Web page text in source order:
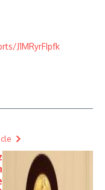
J1MRyrFIpfk